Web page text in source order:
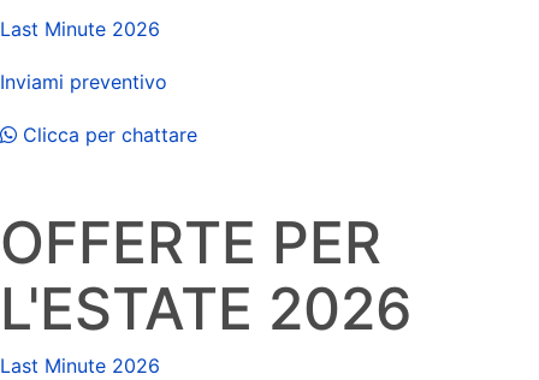
Last Minute 2026
Inviami preventivo
Clicca per chattare
OFFERTE PER
L'ESTATE 2026
Last Minute 2026